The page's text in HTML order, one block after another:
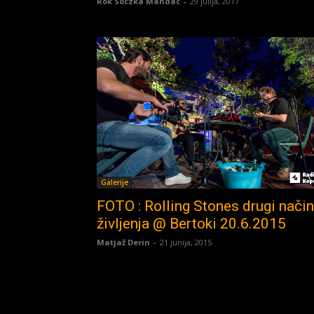
Galerije
FOTO : Rolling Stones drugi način
življenja @ Bertoki 20.6.2015
Matjaž Derin - 21 junija, 2015